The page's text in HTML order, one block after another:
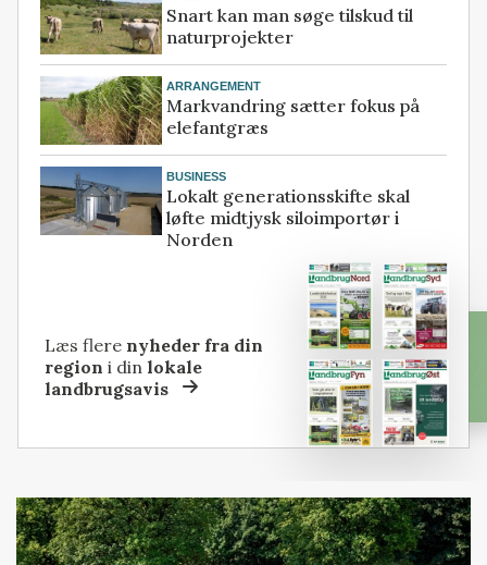
Snart kan man søge tilskud til
naturprojekter
ARRANGEMENT
Markvandring sætter fokus på
elefantgræs
BUSINESS
Lokalt generationsskifte skal
løfte midtjysk siloimportør i
Norden
Læs flere nyheder fra din
region i dinlokale
landbrugsavis